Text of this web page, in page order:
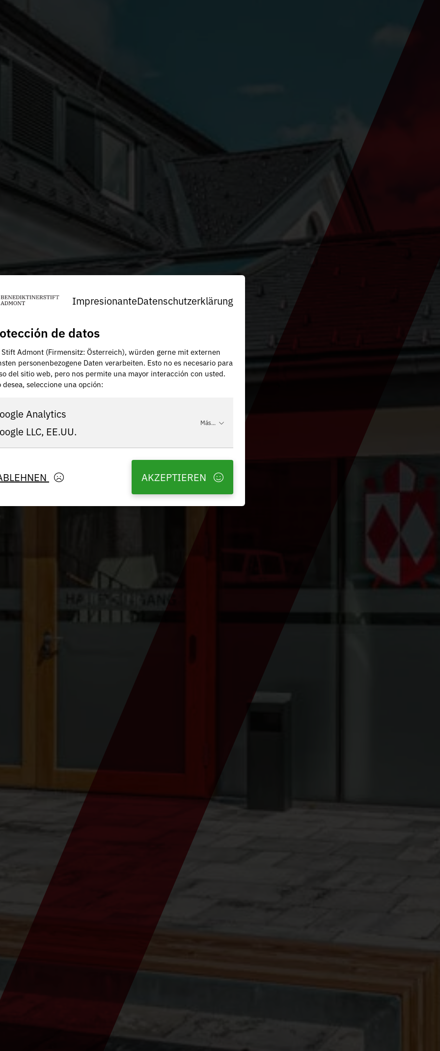
ImpresionanteDatenschutzerklärung
de datos
Stift Admont (Firmensitz: Österreich), würden gerne mit externen
personenbezogene Daten verarbeiten. Esto no es necesario para
del sitio web, pero nos permite una mayor interacción con usted.
desea, seleccione una opción:
Analytics
LLC, EE.UU.
Más...
AKZEPTIEREN